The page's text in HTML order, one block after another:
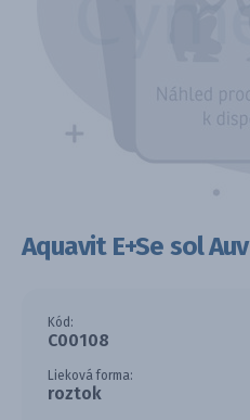
Aquavit E+Se sol Auv
Kód:
C00108
Lieková forma:
roztok